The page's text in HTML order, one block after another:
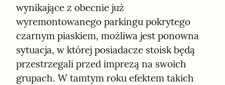
wynikające z obecnie już
wyremontowanego parkingu pokrytego
czarnym piaskiem, możliwa jest ponowna
sytuacja, w której posiadacze stoisk będą
przestrzegali przed imprezą na swoich
grupach. W tamtym roku efektem takich